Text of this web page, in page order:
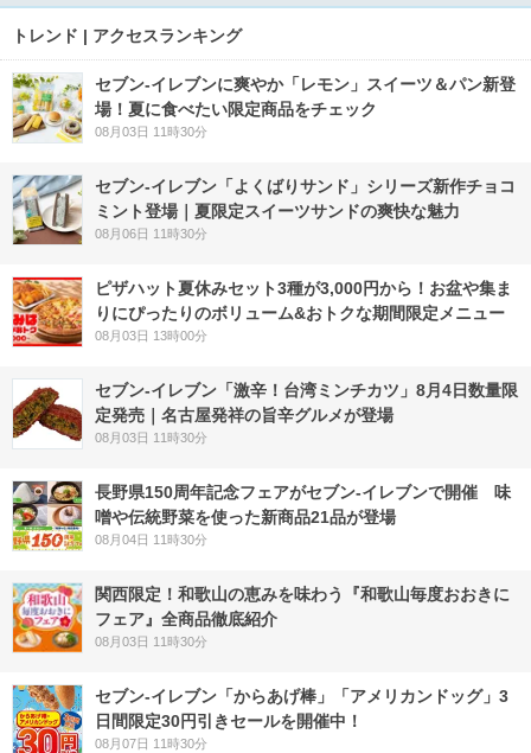
トレンド | アクセスランキング
セブン‐イレブンに爽やか「レモン」スイーツ＆パン新登
場！夏に食べたい限定商品をチェック
08月03日 11時30分
セブン‐イレブン「よくばりサンド」シリーズ新作チョコ
ミント登場｜夏限定スイーツサンドの爽快な魅力
08月06日 11時30分
ピザハット夏休みセット3種が3,000円から！お盆や集ま
りにぴったりのボリューム&おトクな期間限定メニュー
08月03日 13時00分
セブン-イレブン「激辛！台湾ミンチカツ」8月4日数量限
定発売｜名古屋発祥の旨辛グルメが登場
08月03日 11時30分
長野県150周年記念フェアがセブン-イレブンで開催 味
噌や伝統野菜を使った新商品21品が登場
08月04日 11時30分
関西限定！和歌山の恵みを味わう『和歌山毎度おおきに
フェア』全商品徹底紹介
08月03日 11時30分
セブン‐イレブン「からあげ棒」「アメリカンドッグ」3
日間限定30円引きセールを開催中！
08月07日 11時30分